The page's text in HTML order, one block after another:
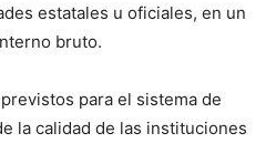
estatales u oficiales, en un
bruto.
para el sistema de
la calidad de las instituciones